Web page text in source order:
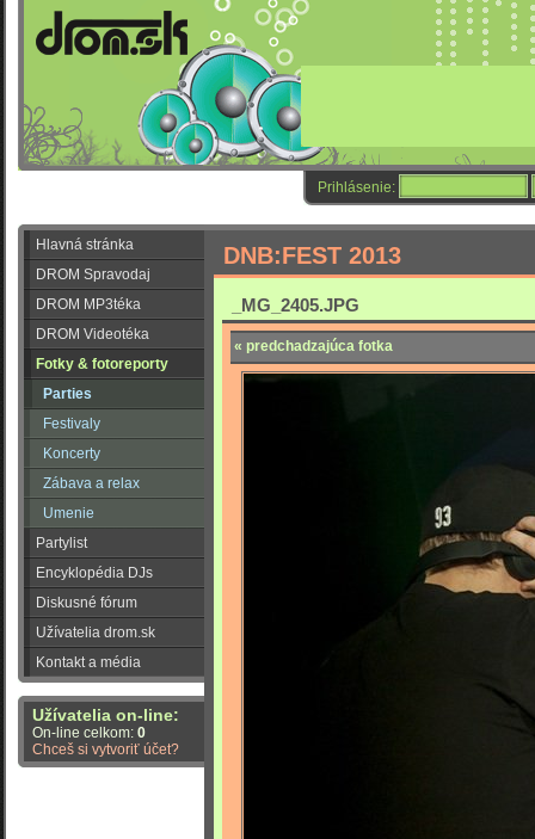
Prihlásenie:
Hlavná stránka
DROM Spravodaj
DROM MP3téka
DROM Videotéka
Fotky & fotoreporty
Parties
Festivaly
Koncerty
Zábava a relax
Umenie
Partylist
Encyklopédia DJs
Diskusné fórum
Užívatelia drom.sk
Kontakt a média
Užívatelia on-line:
On-line celkom: 0
Chceš si vytvoriť účet?
DNB:FEST 2013
_MG_2405.JPG
« predchadzajúca fotka